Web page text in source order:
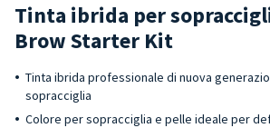
Tinta ibrida per
Brow Starter Kit
Tinta ibrida professionale di nuova
sopracciglia
Colore per sopracciglia e pelle ideale per